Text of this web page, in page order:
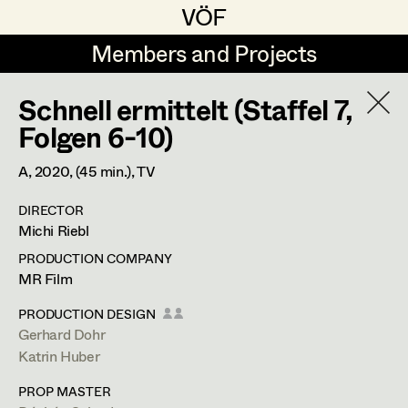
VÖF
VÖF
Members and Projects
Members and Projects
DE EN HOME
Art Department
Costume Department
Retired Members
Honorary Members
Maria-Theresia Bartl
Elisa Berger
Elisabeth Binder
Anna Fritsch
Marion Grädler
Barbara Haegele
Elisabeth Heinisch
Stéphanie Zani
Assistant Costume Designer
Feldstrasse 77,
m +43 (0) 660 217 47 58,
Schnell ermittelt (Staffel 7,
Folgen 6-10)
A,2020, (45 min.), TV
DIRECTOR
Michi Riebl
PRODUCTION COMPANY
MR Film
PRODUCTION DESIGN
Gerhard Dohr
Katrin Huber
PROP MASTER